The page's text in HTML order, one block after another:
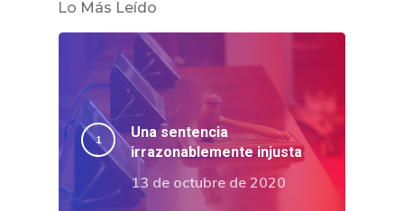
Lo Más Leído
Una sentencia
irrazonablemente injusta
13 de octubre de 2020